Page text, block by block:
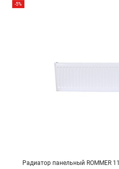
-5%
Радиатор панельный ROMMER